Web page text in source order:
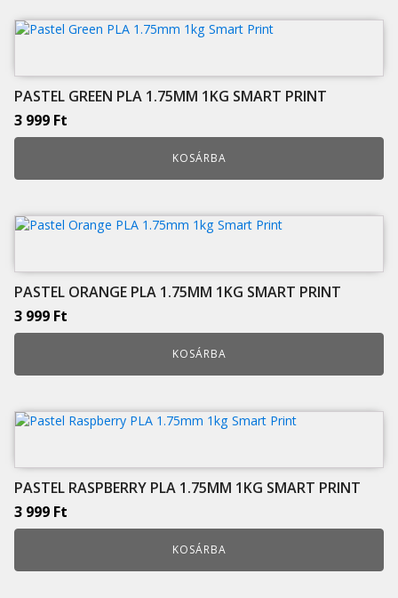
PASTEL GREEN PLA 1.75MM 1KG SMART PRINT
3 999 Ft
KOSÁRBA
PASTEL ORANGE PLA 1.75MM 1KG SMART PRINT
3 999 Ft
KOSÁRBA
PASTEL RASPBERRY PLA 1.75MM 1KG SMART PRINT
3 999 Ft
KOSÁRBA